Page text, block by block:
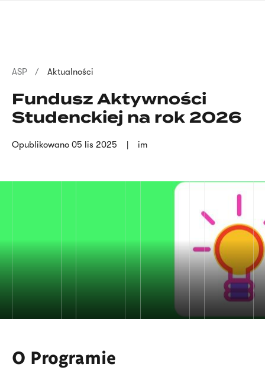
Ścieżka
nawigacyjna
ASP Aktualności
Fundusz Aktywności
Studenckiej na rok 2026
Opublikowano 05 lis 2025 im
O Programie